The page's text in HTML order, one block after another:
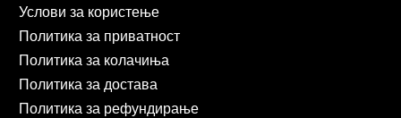
Услови за користење
Политика за приватност
Политика за колачиња
Политика за достава
Политика за рефундирање